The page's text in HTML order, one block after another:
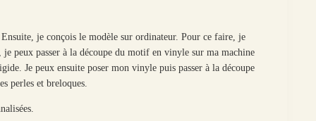
je conçois le modèle sur ordinateur. Pour ce faire, je
peux passer à la découpe du motif en vinyle sur ma machine
Je peux ensuite poser mon vinyle puis passer à la découpe
perles et breloques.